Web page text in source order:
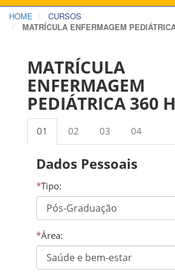
HOME
CURSOS
MATRÍCULA ENFERMAGEM
MATRÍCULA
ENFERMAGEM
PEDIÁTRICA 360
01 02 03 04
Dados Pessoais
*Tipo:
*Área: